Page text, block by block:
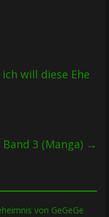
will diese Ehe
3 (Manga) →
von GeGeGe